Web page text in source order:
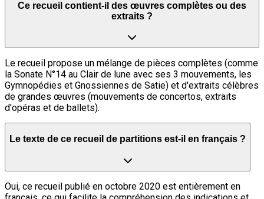
Ce recueil contient-il des œuvres complètes ou des
extraits ?
Le recueil propose un mélange de pièces complètes (comme
la Sonate N°14 au Clair de lune avec ses 3 mouvements, les
Gymnopédies et Gnossiennes de Satie) et d'extraits célèbres
de grandes œuvres (mouvements de concertos, extraits
d'opéras et de ballets).
Le texte de ce recueil de partitions est-il en français ?
Oui, ce recueil publié en octobre 2020 est entièrement en